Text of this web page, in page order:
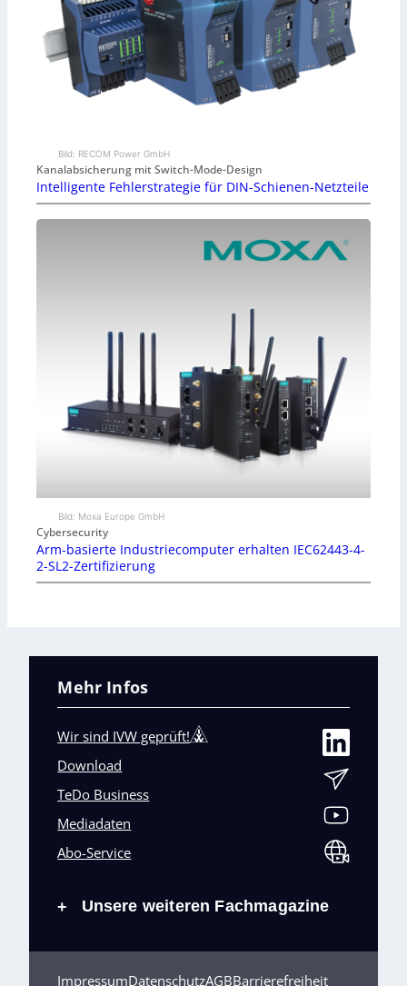
Bild: RECOM Power GmbH
Kanalabsicherung mit Switch-Mode-Design
Intelligente Fehlerstrategie für DIN-Schienen-Netzteile
Bild: Moxa Europe GmbH
Cybersecurity
Arm-basierte Industriecomputer erhalten IEC62443-4-
2-SL2-Zertifizierung
Mehr Infos
Wir sind IVW geprüft!
Download
TeDo Business
Mediadaten
Abo-Service
+ Unsere weiteren Fachmagazine
ImpressumDatenschutzAGBBarrierefreiheit